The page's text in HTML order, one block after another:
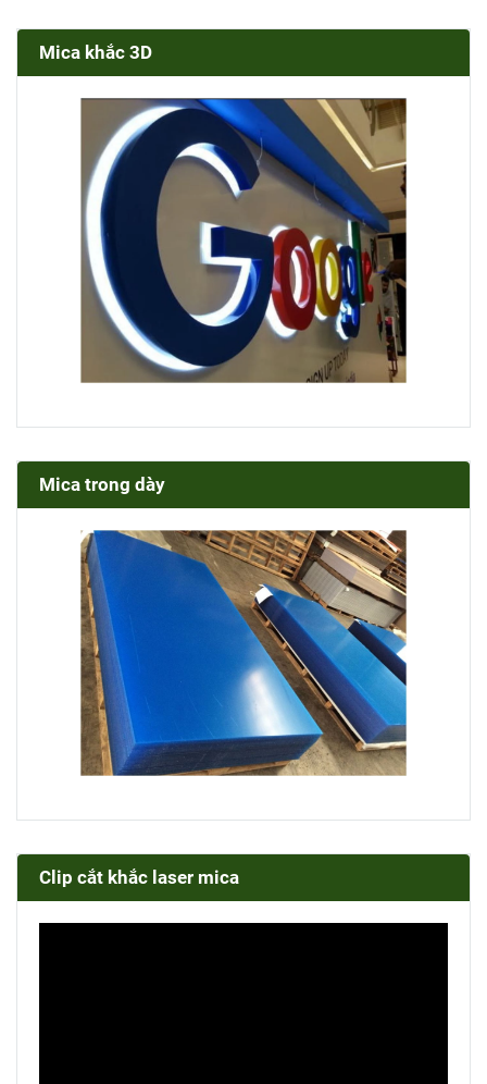
Mica khắc 3D
Mica trong dày
Clip cắt khắc laser mica